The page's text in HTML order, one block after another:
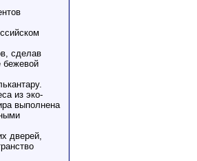
сделав
бежевой
из эко-
выполнена
дверей,